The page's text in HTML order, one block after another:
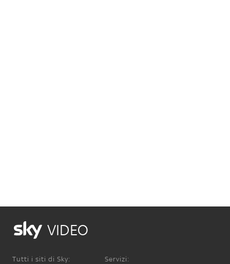
VIDEO
Tutti i siti di Sky: Servizi: